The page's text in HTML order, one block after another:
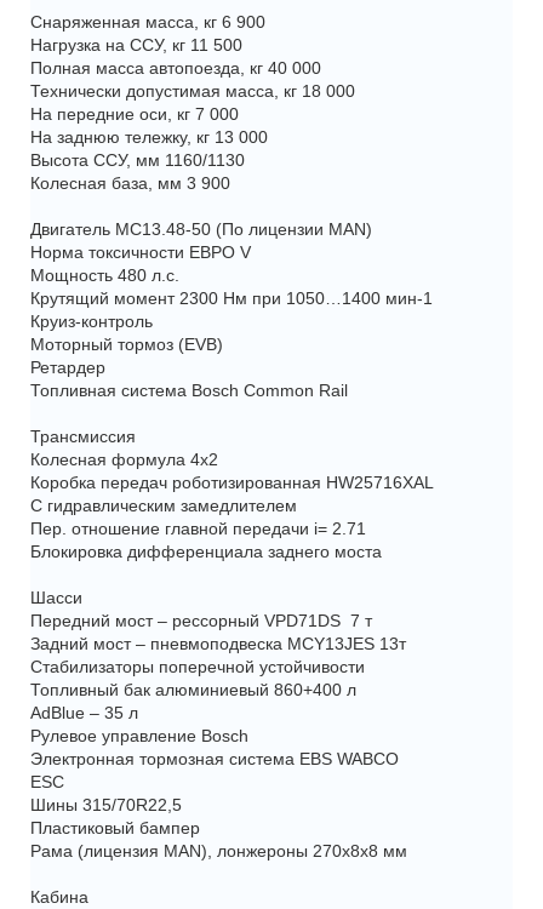
Cнаряженная масса, кг 6 900
Нагрузка на ССУ, кг 11 500
Полная масса автопоезда, кг 40 000
Технически допустимая масса, кг 18 000
На передние оси, кг 7 000
На заднюю тележку, кг 13 000
Высота ССУ, мм 1160/1130
Колесная база, мм 3 900
Двигатель MC13.48-50 (По лицензии MAN)
Норма токсичности ЕВРО V
Мощность 480 л.с.
Крутящий момент 2300 Нм при 1050…1400 мин-1
Круиз-контроль
Моторный тормоз (EVB)
Ретардер
Топливная система Bosch Common Rail
Трансмиссия
Колесная формула 4х2
Коробка передач роботизированная HW25716XAL
С гидравлическим замедлителем
Пер. отношение главной передачи i= 2.71
Блокировка дифференциала заднего моста
Шасси
Передний мост – рессорный VPD71DS 7 т
Задний мост – пневмоподвеска MCY13JES 13т
Стабилизаторы поперечной устойчивости
Топливный бак алюминиевый 860+400 л
AdBlue – 35 л
Рулевое управление Bosch
Электронная тормозная система EBS WABCO
ESC
Шины 315/70R22,5
Пластиковый бампер
Рама (лицензия MAN), лонжероны 270х8х8 мм
Кабина